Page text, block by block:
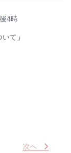
4時
て」
次へ